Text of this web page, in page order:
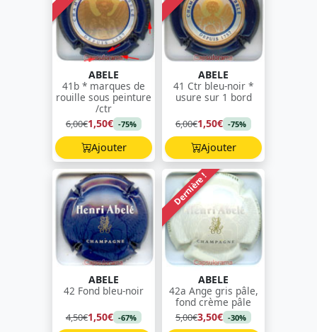
ABELE
41b * marques de
rouille sous peinture
/ctr
6,00€1,50€ -75%
Ajouter
ABELE
41 Ctr bleu-noir *
usure sur 1 bord
6,00€1,50€ -75%
Ajouter
ABELE
42 Fond bleu-noir
4,50€1,50€ -67%
Dernière !
ABELE
42a Ange gris pâle,
fond crème pâle
5,00€3,50€ -30%